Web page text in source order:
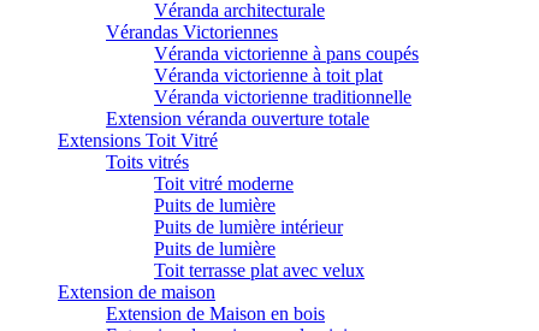
Véranda architecturale
Vérandas Victoriennes
Véranda victorienne à pans coupés
Véranda victorienne à toit plat
Véranda victorienne traditionnelle
Extension véranda ouverture totale
Extensions Toit Vitré
Toits vitrés
Toit vitré moderne
Puits de lumière
Puits de lumière intérieur
Puits de lumière
Toit terrasse plat avec velux
Extension de maison
Extension de Maison en bois